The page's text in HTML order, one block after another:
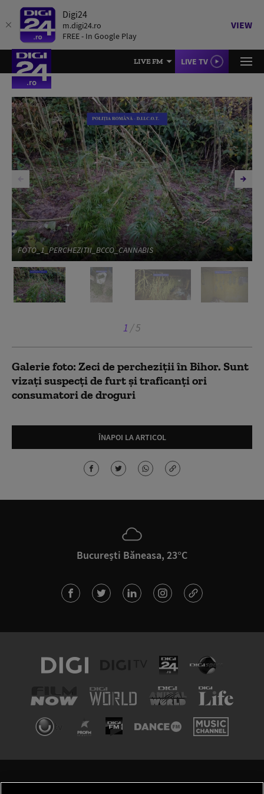
Digi24
m.digi24.ro
FREE - In Google Play
VIEW
LIVE FM LIVE TV
FOTO_1_PERCHEZITII_BCCO_CANNABIS
ÎNAPOI LA ARTICOL
1 /5
Galerie foto: Zeci de percheziţii în Bihor. Sunt
vizaţi suspecţi de furt şi traficanţi ori
consumatori de droguri
București Băneasa, 23°C